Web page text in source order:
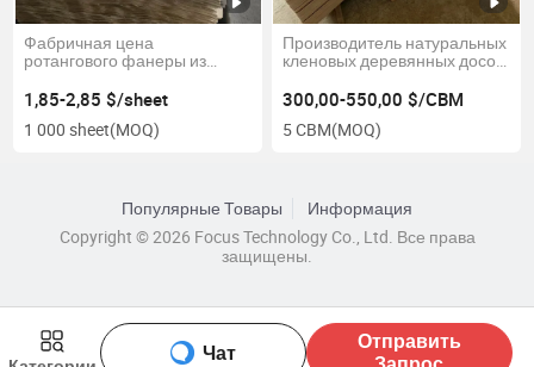
Чат
Отправить
Фабричная цена
ротангового фанеры из
2500X1300mm для мебели
1,85-2,85 $/sheet
1 000 sheet(MOQ)
Производитель натуральных
кленовых деревянных досок
300,00-550,00 $/CBM
5 CBM(MOQ)
Популярные Товары
Информация
Copyright © 2026 Focus Technology Co., Ltd. Все права
защищены.